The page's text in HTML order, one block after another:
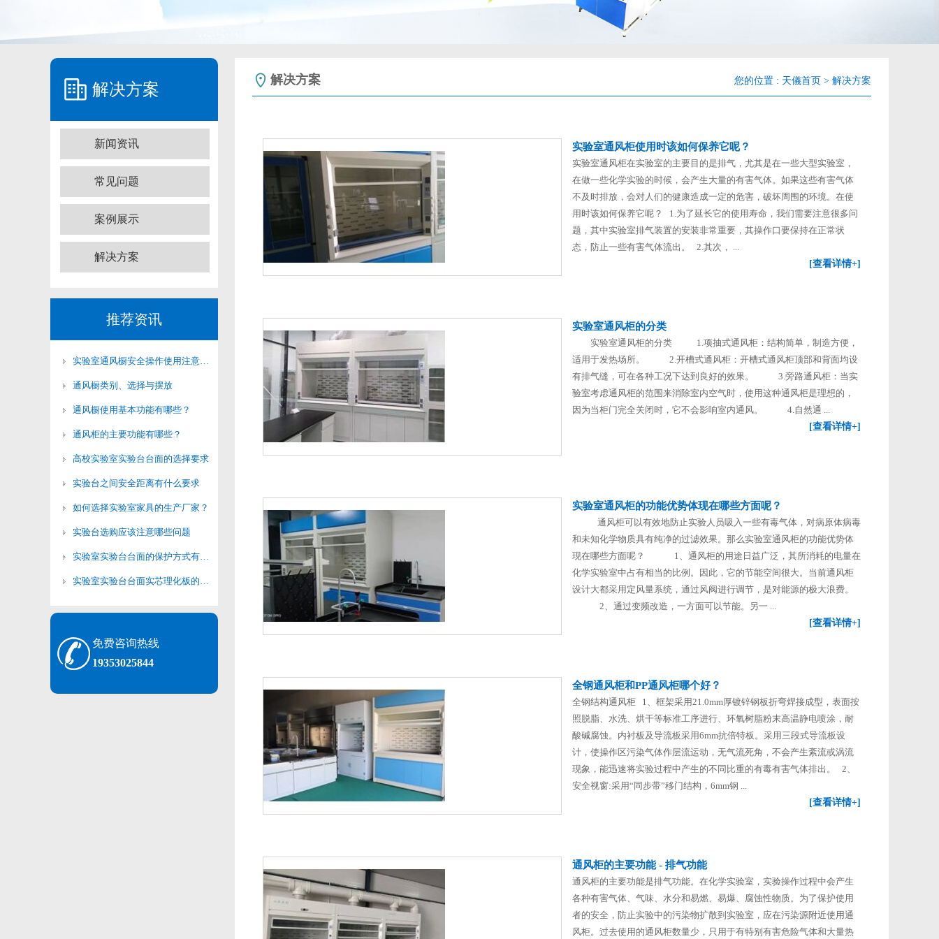
解决方案
新闻资讯
常见问题
案例展示
解决方案
推荐资讯
实验室通风橱安全操作使用注意事项
通风橱类别、选择与摆放
通风橱使用基本功能有哪些？
通风柜的主要功能有哪些？
高校实验室实验台台面的选择要求
实验台之间安全距离有什么要求
如何选择实验室家具的生产厂家？
实验台选购应该注意哪些问题
实验室实验台台面的保护方式有哪些？
实验室实验台台面实芯理化板的清洁方法
免费咨询热线
19353025844
解决方案 您的位置 : 天儀首页 > 解决方案
实验室通风柜使用时该如何保养它呢？
实验室通风柜在实验室的主要目的是排气，尤其是在一些大型实验室，
在做一些化学实验的时候，会产生大量的有害气体。如果这些有害气体
不及时排放，会对人们的健康造成一定的危害，破坏周围的环境。在使
用时该如何保养它呢？ 1.为了延长它的使用寿命，我们需要注意很多问
题，其中实验室排气装置的安装非常重要，其操作口要保持在正常状
态，防止一些有害气体流出。 2.其次， ...
[查看详情+]
实验室通风柜的分类
实验室通风柜的分类 1.项抽式通风柜：结构简单，制造方便，
适用于发热场所。 2.开槽式通风柜：开槽式通风柜顶部和背面均设
有排气缝，可在各种工况下达到良好的效果。 3.旁路通风柜：当实
验室考虑通风柜的范围来消除室内空气时，使用这种通风柜是理想的，
因为当柜门完全关闭时，它不会影响室内通风。 4.自然通 ...
[查看详情+]
实验室通风柜的功能优势体现在哪些方面呢？
通风柜可以有效地防止实验人员吸入一些有毒气体，对病原体病毒
和未知化学物质具有纯净的过滤效果。那么实验室通风柜的功能优势体
现在哪些方面呢？ 1、通风柜的用途日益广泛，其所消耗的电量在
化学实验室中占有相当的比例。因此，它的节能空间很大。当前通风柜
设计大都采用定风量系统，通过风阀进行调节，是对能源的极大浪费。
2、通过变频改造，一方面可以节能。另一 ...
[查看详情+]
全钢通风柜和PP通风柜哪个好？
全钢结构通风柜 1、框架采用21.0mm厚镀锌钢板折弯焊接成型，表面按
照脱脂、水洗、烘干等标准工序进行、环氧树脂粉末高温静电喷涂，耐
酸碱腐蚀。内衬板及导流板采用6mm抗倍特板。采用三段式导流板设
计，使操作区污染气体作层流运动，无气流死角，不会产生紊流或涡流
现象，能迅速将实验过程中产生的不同比重的有毒有害气体排出。 2、
安全视窗:采用“同步带”移门结构，6mm钢 ...
[查看详情+]
通风柜的主要功能 - 排气功能
通风柜的主要功能是排气功能。在化学实验室，实验操作过程中会产生
各种有害气体、气味、水分和易燃、易爆、腐蚀性物质。为了保护使用
者的安全，防止实验中的污染物扩散到实验室，应在污染源附近使用通
风柜。过去使用的通风柜数量少，只用于有特别有害危险气体和大量热